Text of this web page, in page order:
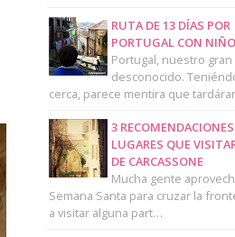
RUTA DE 13 DÍAS POR
PORTUGAL CON
Portugal, nuestro gran
desconocido.
cerca, parece mentira que
3
LUGARES QUE
DE CARCASSONE
Mucha gente
Semana Santa para cruzar la
a visitar alguna part…